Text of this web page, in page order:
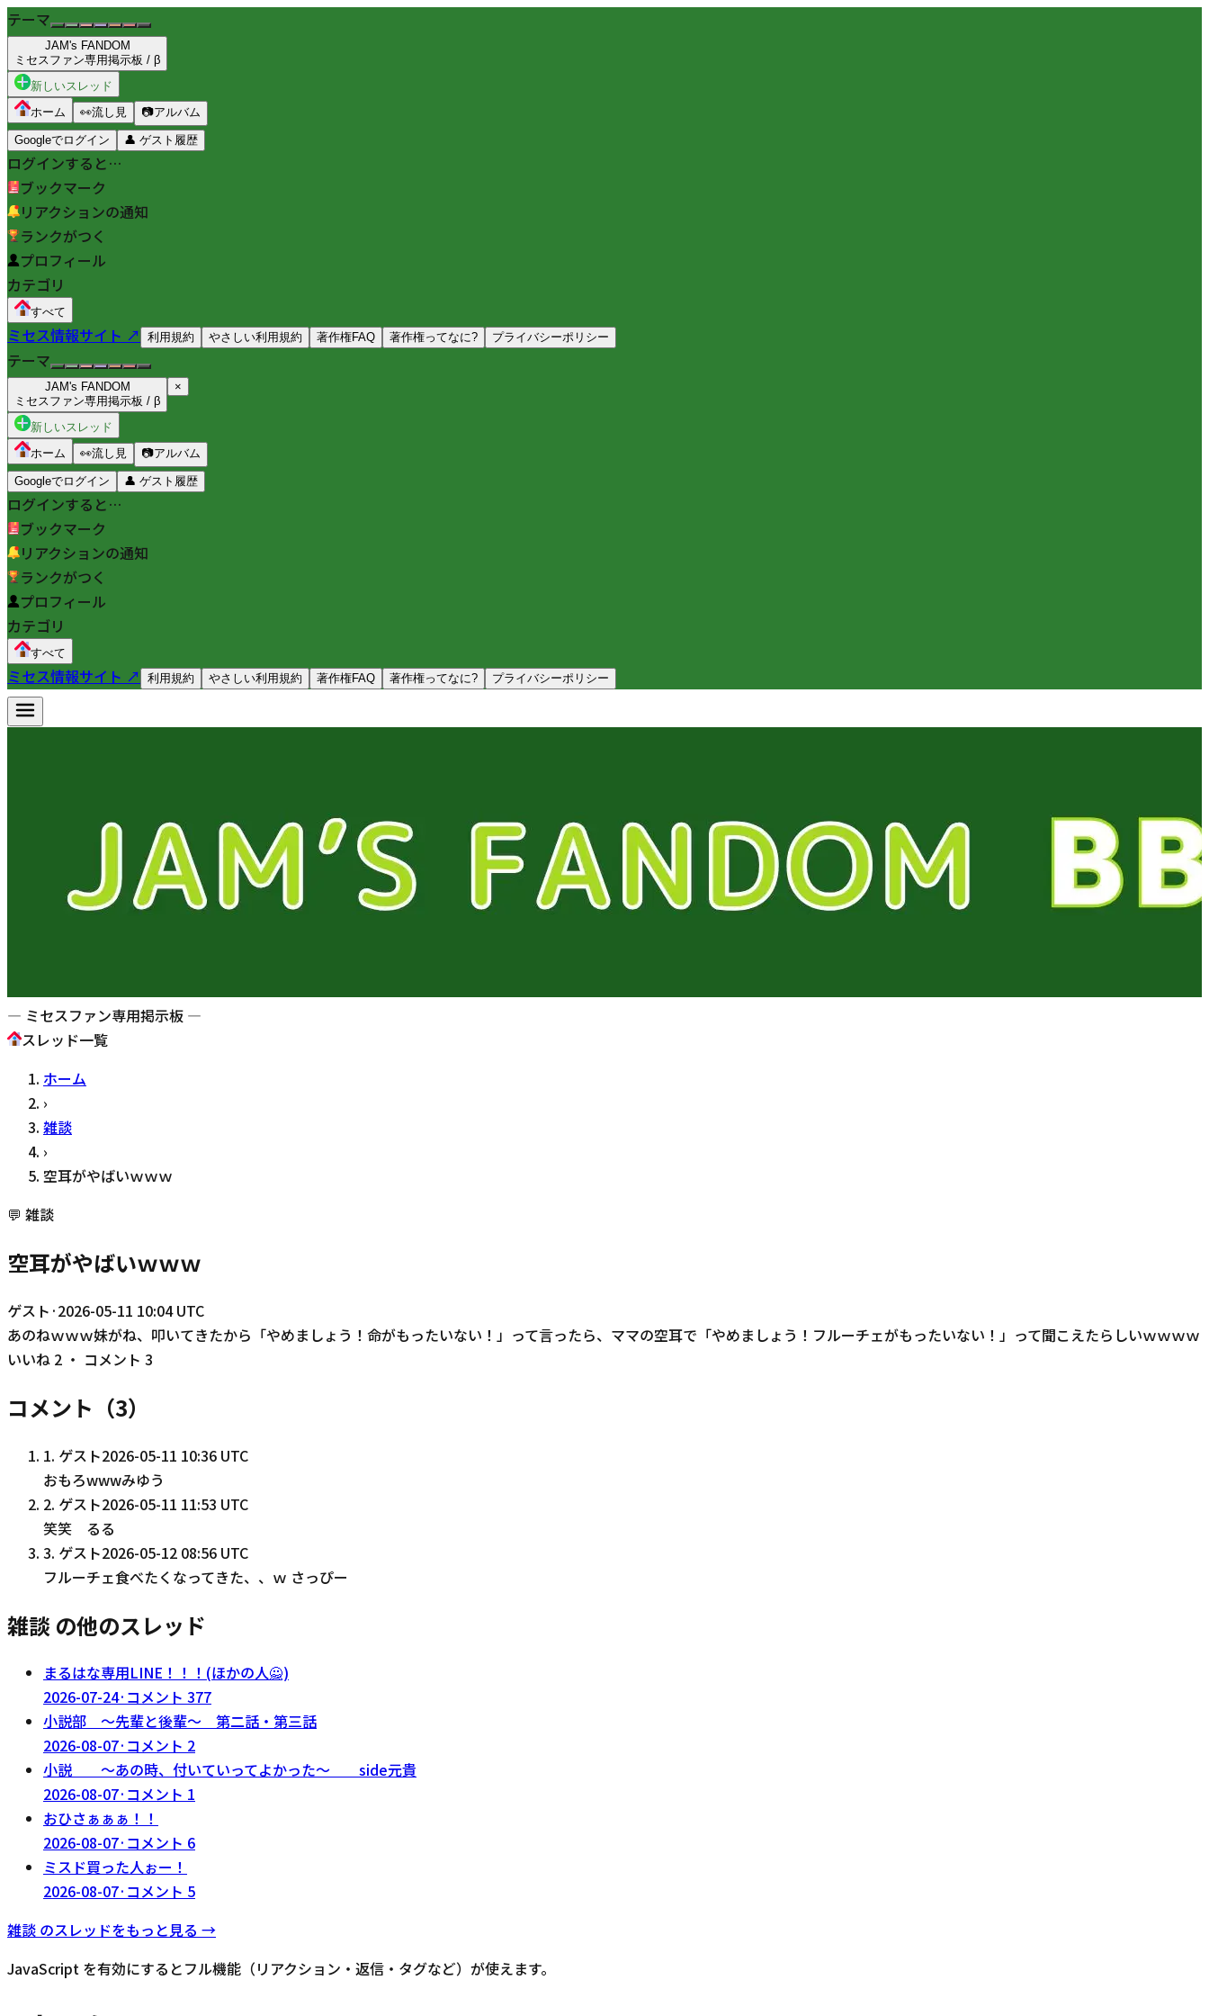
テーマ
JAM's FANDOM
ミセスファン専用掲示板 / β
新しいスレッド
ホーム
👀流し見 📷アルバム
Googleでログイン 👤 ゲスト履歴
ログインすると…
ブックマーク
リアクションの通知
ランクがつく
プロフィール
カテゴリ
すべて
ミセス情報サイト ↗ 利用規約 やさしい利用規約 著作権FAQ 著作権ってなに? プライバシーポリシー
テーマ
JAM's FANDOM
ミセスファン専用掲示板 / β
×
新しいスレッド
ホーム
👀流し見 📷アルバム
Googleでログイン 👤 ゲスト履歴
ログインすると…
ブックマーク
リアクションの通知
ランクがつく
プロフィール
カテゴリ
すべて
ミセス情報サイト ↗ 利用規約 やさしい利用規約 著作権FAQ 著作権ってなに? プライバシーポリシー
— ミセスファン専用掲示板 —
スレッド一覧
ホーム
›
雑談
›
空耳がやばいｗｗｗ
💬 雑談
空耳がやばいｗｗｗ
ゲスト ·2026-05-11 10:04 UTC
あのねｗｗｗ妹がね、叩いてきたから「やめましょう！命がもったいない！」って言ったら、ママの空耳で「やめましょう！フルーチェがもったいない！」って聞こえたらしいｗｗｗｗ
いいね 2 ・ コメント 3
コメント（3）
1. ゲスト2026-05-11 10:36 UTC
おもろwwwみゆう
2. ゲスト2026-05-11 11:53 UTC
笑笑 るる
3. ゲスト2026-05-12 08:56 UTC
フルーチェ食べたくなってきた、、ｗ さっぴー
雑談 の他のスレッド
まるはな専用LINE！！！(ほかの人🙅)
2026-07-24· コメント 377
小説部 〜先輩と後輩〜 第二話・第三話
2026-08-07· コメント 2
小説 〜あの時、付いていってよかった〜 side元貴
2026-08-07· コメント 1
おひさぁぁぁ！！
2026-08-07· コメント 6
ミスド買った人ぉー！
2026-08-07· コメント 5
雑談 のスレッドをもっと見る →
JavaScript を有効にするとフル機能（リアクション・返信・タグなど）が使えます。